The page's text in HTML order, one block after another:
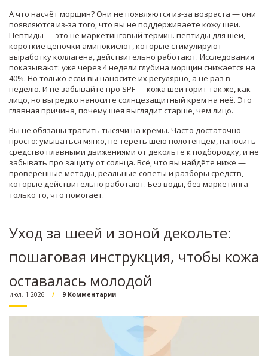
А что насчёт морщин? Они не появляются из-за возраста — они
появляются из-за того, что вы не поддерживаете кожу шеи.
Пептиды — это не маркетинговый термин. пептиды для шеи,
короткие цепочки аминокислот, которые стимулируют
выработку коллагена, действительно работают. Исследования
показывают: уже через 4 недели глубина морщин снижается на
40%. Но только если вы наносите их регулярно, а не раз в
неделю. И не забывайте про SPF — кожа шеи горит так же, как
лицо, но вы редко наносите солнцезащитный крем на неё. Это
главная причина, почему шея выглядит старше, чем лицо.
Вы не обязаны тратить тысячи на кремы. Часто достаточно
просто: умываться мягко, не тереть шею полотенцем, наносить
средство плавными движениями от декольте к подбородку, и не
забывать про защиту от солнца. Всё, что вы найдёте ниже —
проверенные методы, реальные советы и разборы средств,
которые действительно работают. Без воды, без маркетинга —
только то, что помогает.
Уход за шеей и зоной декольте:
пошаговая инструкция, чтобы кожа
оставалась молодой
июл, 1 2026 9 Комментарии